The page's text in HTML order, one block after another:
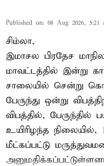
Published on: 08 Aug 2026, 5:21
சிம்லா,
இமாசல பிரதேச
மாவட்டத்தில் இன்று
சாலையில் சென்று
பேருந்து ஒன்று
விபத்தில்,
உயிரிழந்த நிலையில்,
மீட்கப்பட்டு